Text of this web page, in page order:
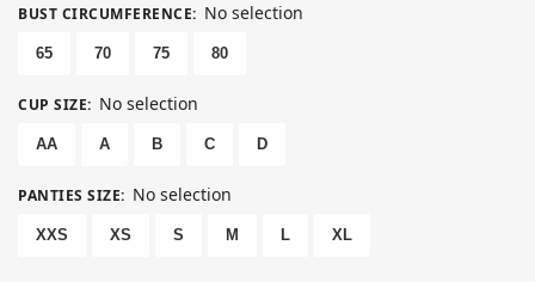
BUST CIRCUMFERENCE: No selection
65 70 75 80
CUP SIZE: No selection
AA A B C D
PANTIES SIZE: No selection
XXS XS S M L XL